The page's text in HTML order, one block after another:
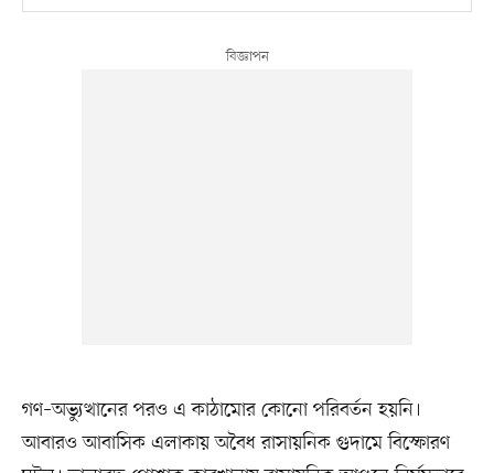
গণ–অভ্যুত্থানের পরও এ কাঠামোর কোনো পরিবর্তন হয়নি।
আবারও আবাসিক এলাকায় অবৈধ রাসায়নিক গুদামে বিস্ফোরণ